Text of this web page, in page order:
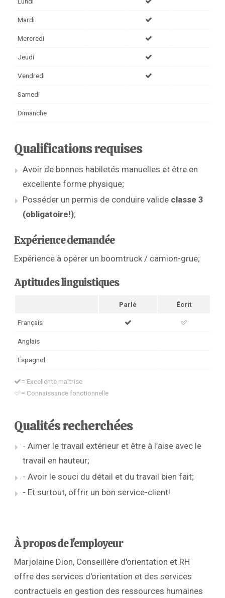
Mardi
Mercredi
Jeudi
Vendredi
Samedi
Dimanche
Qualifications requises
Avoir de bonnes habiletés manuelles et être en
excellente forme physique;
Posséder un permis de conduire valide classe 3
(obligatoire!);
Expérience demandée
Expérience à opérer un boomtruck / camion-grue;
Aptitudes linguistiques
Parlé Écrit
Français
Anglais
Espagnol
= Excellente maîtrise
= Connaissance fonctionnelle
Qualités recherchées
- Aimer le travail extérieur et être à l’aise avec le
travail en hauteur;
- Avoir le souci du détail et du travail bien fait;
- Et surtout, offrir un bon service-client!
À propos de l'employeur
Marjolaine Dion, Conseillère d'orientation et RH
offre des services d'orientation et des services
contractuels en gestion des ressources humaines